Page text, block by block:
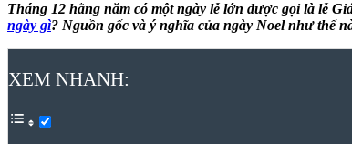
Tháng 12 hằng năm có một ngày lễ lớn được gọi là lễ
ngày gì? Nguồn gốc và ý nghĩa của ngày Noel như thế
XEM NHANH: